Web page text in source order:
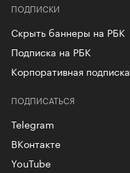
ПОДПИСКИ
Скрыть баннеры на РБК
Подписка на РБК
Корпоративная подписка
ПОДПИСАТЬСЯ
Telegram
ВКонтакте
YouTube